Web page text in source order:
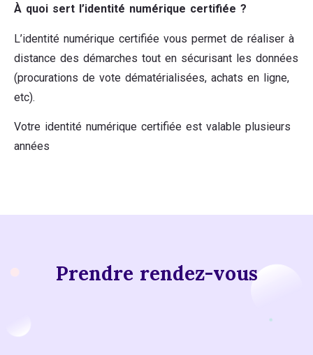
À quoi sert l’identité numérique certifiée ?
L’identité numérique certifiée vous permet de réaliser à
distance des démarches tout en sécurisant les données
(procurations de vote dématérialisées, achats en ligne,
etc).
Votre identité numérique certifiée est valable plusieurs
années
Prendre rendez-vous